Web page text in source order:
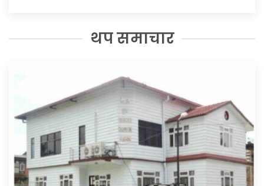
थप समाचार